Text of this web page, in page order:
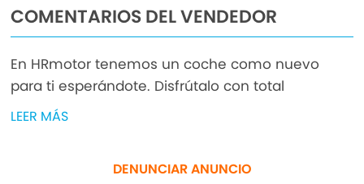
COMENTARIOS DEL VENDEDOR
En HRmotor tenemos un coche como nuevo
para ti esperándote. Disfrútalo con total
tranquilidad, con hasta 2 años de garantía.
coche de ocasión que se adapte a todas tus
LEER MÁS
DENUNCIAR ANUNCIO